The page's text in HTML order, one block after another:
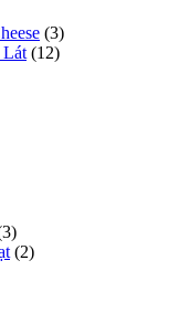
(3)
Lát (12)
(2)